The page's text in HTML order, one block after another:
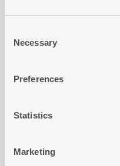
Selection
Necessary
Preferences
Statistics
Marketing
Stilvolle Kleenex Box in